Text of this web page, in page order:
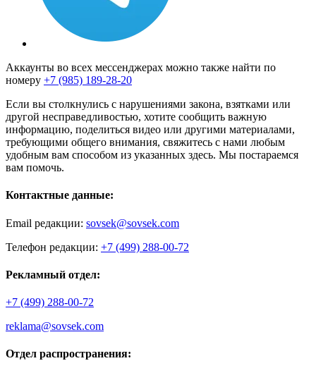
Аккаунты во всех мессенджерах можно также найти по
номеру +7 (985) 189-28-20
Если вы столкнулись с нарушениями закона, взятками или
другой несправедливостью, хотите сообщить важную
информацию, поделиться видео или другими материалами,
требующими общего внимания, свяжитесь с нами любым
удобным вам способом из указанных здесь. Мы постараемся
вам помочь.
Контактные данные:
Email редакции: sovsek@sovsek.com
Телефон редакции: +7 (499) 288-00-72
Рекламный отдел:
+7 (499) 288-00-72
reklama@sovsek.com
Отдел распространения: